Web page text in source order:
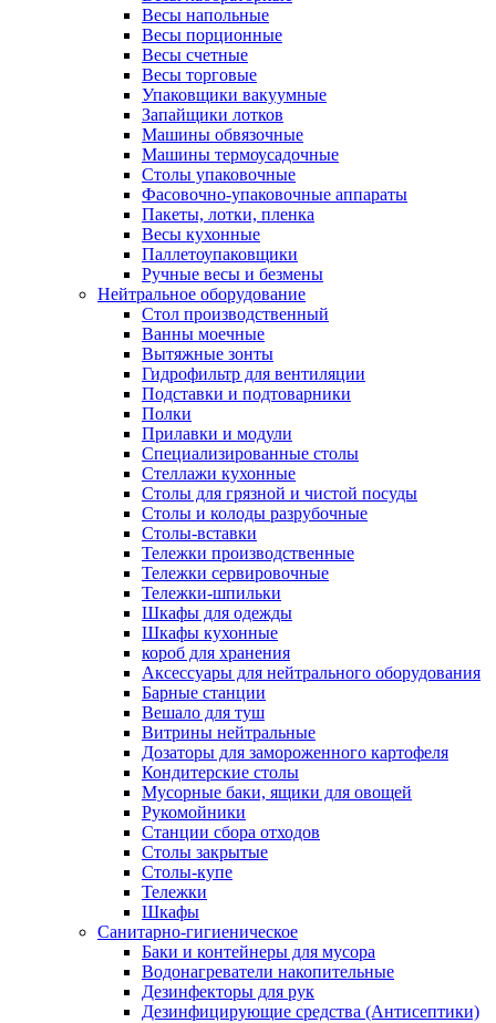
Весы напольные
Весы порционные
Весы счетные
Весы торговые
Упаковщики вакуумные
Запайщики лотков
Машины обвязочные
Машины термоусадочные
Столы упаковочные
Фасовочно-упаковочные аппараты
Пакеты, лотки, пленка
Весы кухонные
Паллетоупаковщики
Ручные весы и безмены
Нейтральное оборудование
Cтол производственный
Ванны моечные
Вытяжные зонты
Гидрофильтр для вентиляции
Подставки и подтоварники
Полки
Прилавки и модули
Специализированные столы
Стеллажи кухонные
Столы для грязной и чистой посуды
Столы и колоды разрубочные
Столы-вставки
Тележки производственные
Тележки сервировочные
Тележки-шпильки
Шкафы для одежды
Шкафы кухонные
короб для хранения
Аксессуары для нейтрального оборудования
Барные станции
Вешало для туш
Витрины нейтральные
Дозаторы для замороженного картофеля
Кондитерские столы
Мусорные баки, ящики для овощей
Рукомойники
Станции сбора отходов
Столы закрытые
Столы-купе
Тележки
Шкафы
Санитарно-гигиеническое
Баки и контейнеры для мусора
Водонагреватели накопительные
Дезинфекторы для рук
Дезинфицирующие средства (Антисептики)